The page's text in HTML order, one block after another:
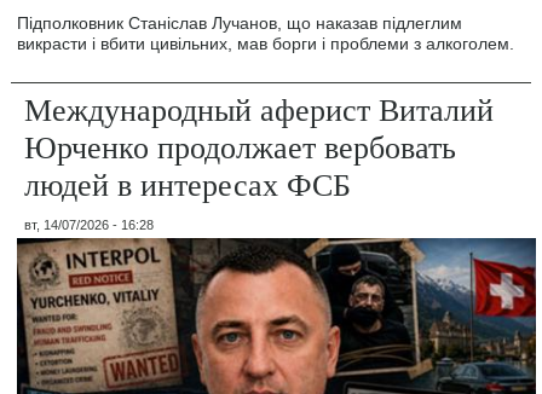
Підполковник Станіслав Лучанов, що наказав підлеглим
викрасти і вбити цивільних, мав борги і проблеми з алкоголем.
Международный аферист Виталий
Юрченко продолжает вербовать
людей в интересах ФСБ
вт, 14/07/2026 - 16:28